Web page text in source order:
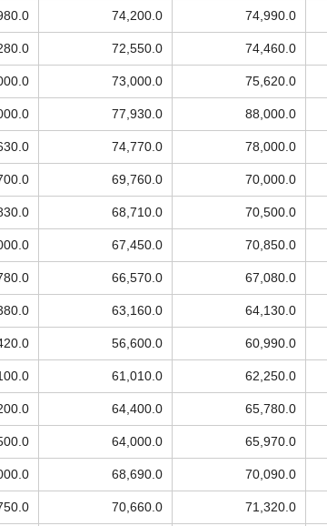
74,200.0 74,990.0
72,550.0 74,460.0
73,000.0 75,620.0
77,930.0 88,000.0
74,770.0 78,000.0
69,760.0 70,000.0
68,710.0 70,500.0
67,450.0 70,850.0
66,570.0 67,080.0
63,160.0 64,130.0
56,600.0 60,990.0
61,010.0 62,250.0
64,400.0 65,780.0
64,000.0 65,970.0
68,690.0 70,090.0
70,660.0 71,320.0